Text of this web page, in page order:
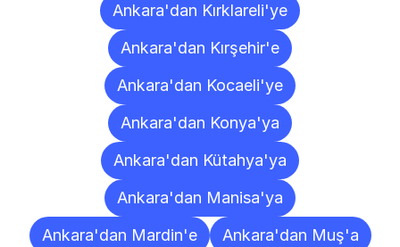
Ankara'dan Kırklareli'ye
Ankara'dan Kırşehir'e
Ankara'dan Kocaeli'ye
Ankara'dan Konya'ya
Ankara'dan Kütahya'ya
Ankara'dan Manisa'ya
Ankara'dan Mardin'e
Ankara'dan Muş'a